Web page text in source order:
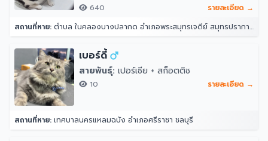
640
รายละเอียด →
สถานที่หาย: ตำบล ในคลองบางปลากด อำเภอพระสมุทรเจดีย์ สมุทรปราการ 10290
เบอร์ดี้
สายพันธุ์: เปอร์เซีย + สก็อตติช
10 รายละเอียด →
สถานที่หาย: เทศบาลนครแหลมฉบัง อำเภอศรีราชา ชลบุรี